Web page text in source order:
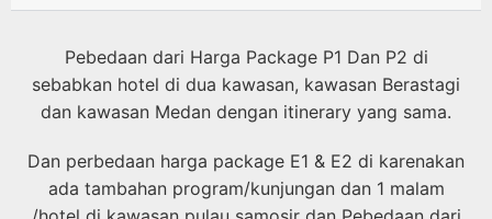
Pebedaan dari Harga Package P1 Dan P2 di
sebabkan hotel di dua kawasan, kawasan Berastagi
dan kawasan Medan dengan itinerary yang sama.
Dan perbedaan harga package E1 & E2 di karenakan
ada tambahan program/kunjungan dan 1 malam